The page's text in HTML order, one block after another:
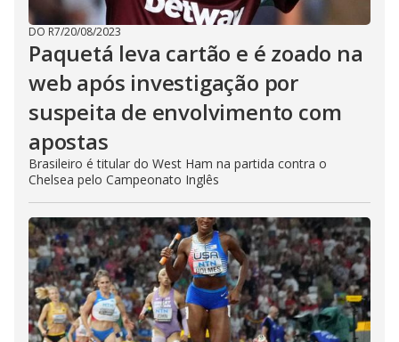
DO R7/20/08/2023
Paquetá leva cartão e é zoado na
web após investigação por
suspeita de envolvimento com
apostas
Brasileiro é titular do West Ham na partida contra o
Chelsea pelo Campeonato Inglês